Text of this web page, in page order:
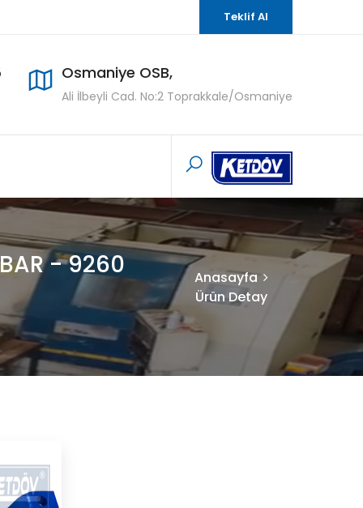
Teklif Al
Osmaniye OSB,
Ali İlbeyli Cad. No:2 Toprakkale/Osmaniye
- 9260
Anasayfa
Ürün Detay